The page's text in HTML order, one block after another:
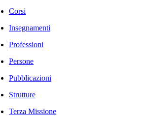
Corsi
Insegnamenti
Professioni
Persone
Pubblicazioni
Strutture
Terza Missione